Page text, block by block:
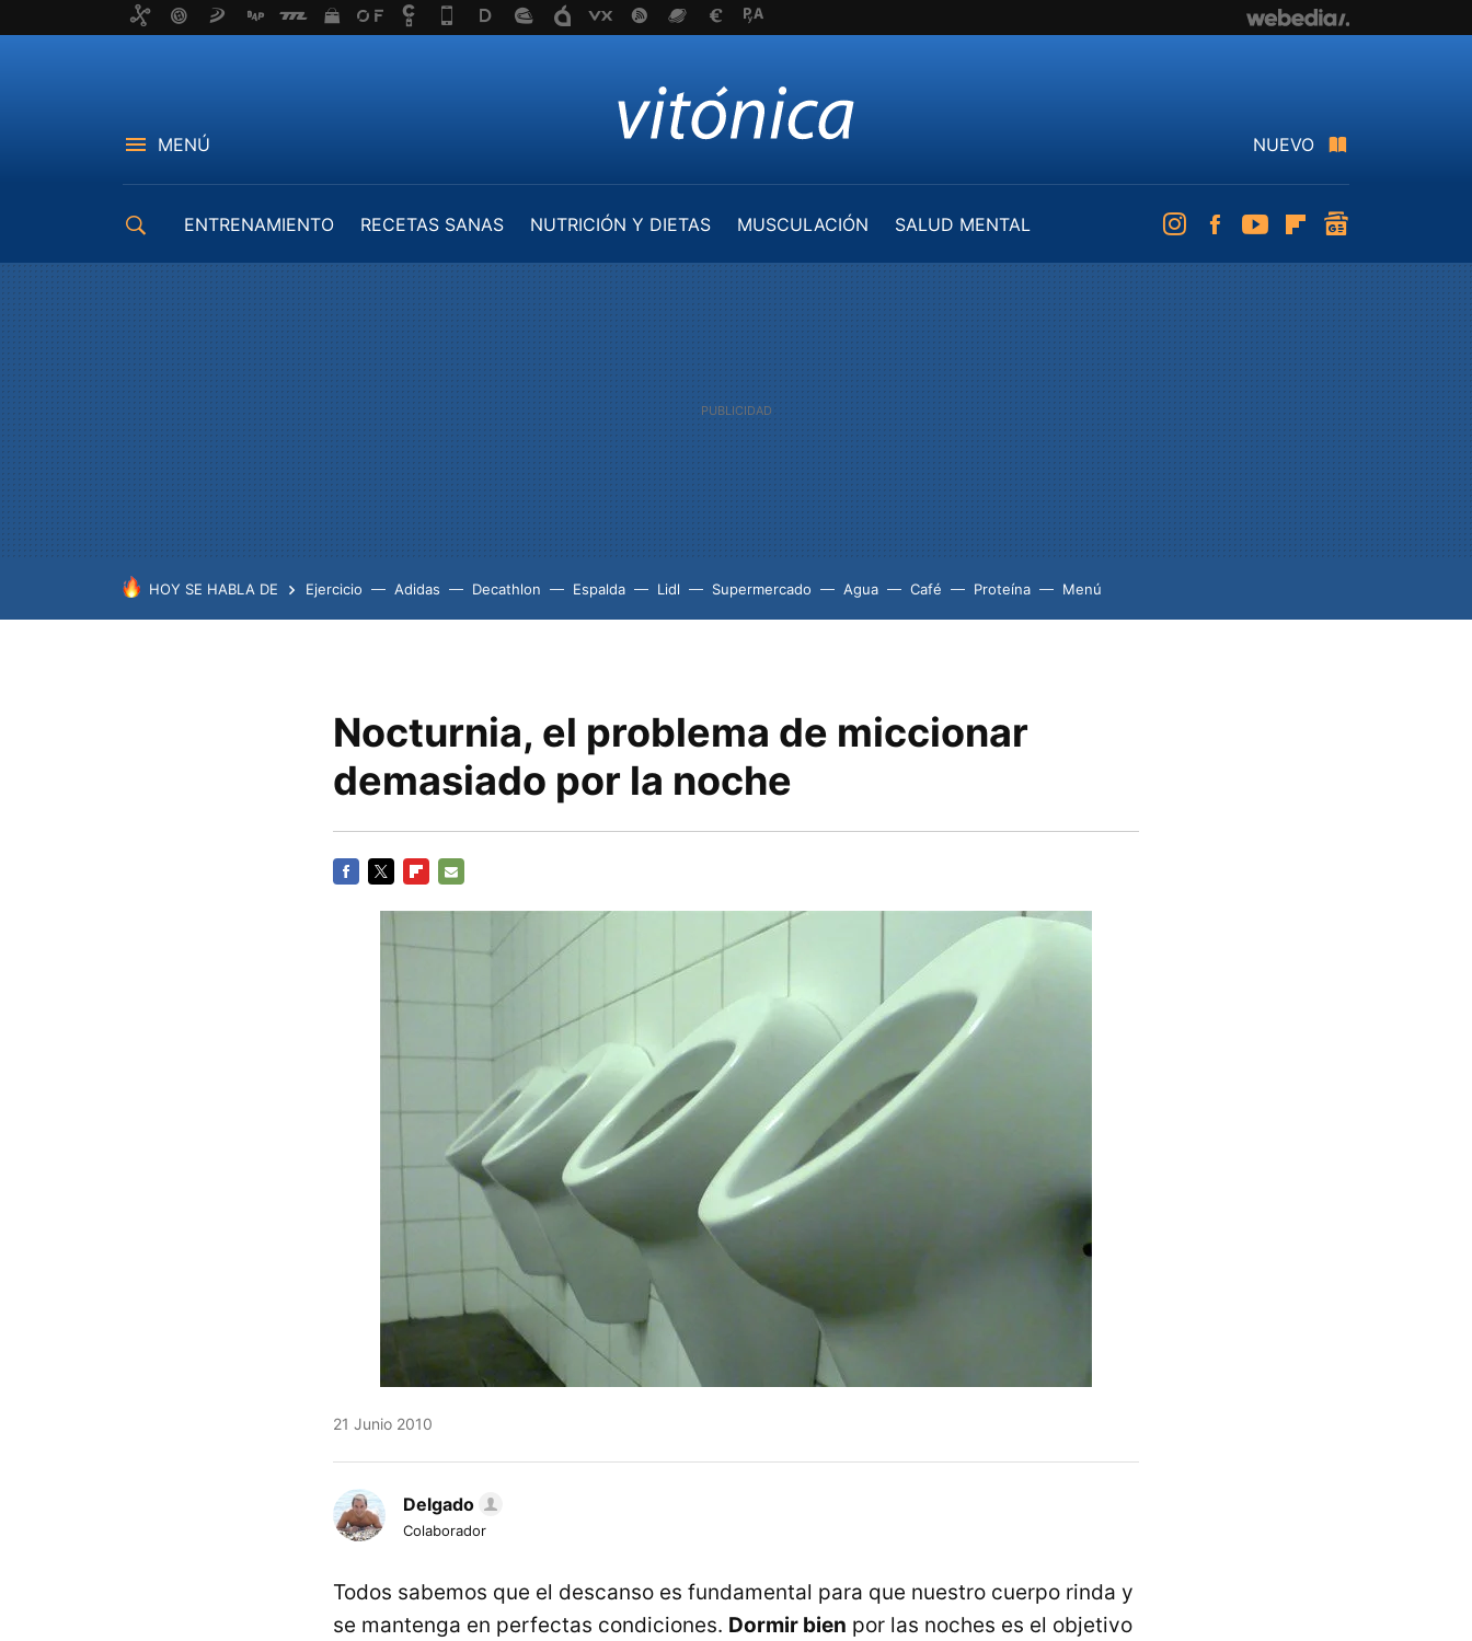
MENÚ NUEVO
ENTRENAMIENTO RECETAS SANAS NUTRICIÓN Y DIETAS MUSCULACIÓN
SALUD MENTAL
InstagramFacebookYoutubeFlipboard
HOY SE HABLA DE Ejercicio Adidas Decathlon Espalda Lidl Supermercado Agua Café Proteína Menú
Nocturnia, el problema de miccionar
demasiado por la noche
21 Junio 2010
Delgado
Colaborador
Todos sabemos que el descanso es fundamental para que nuestro cuerpo rinda y
se mantenga en perfectas condiciones. Dormir bien por las noches es el objetivo